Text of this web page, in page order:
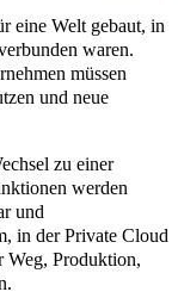
eine Welt gebaut, in
waren.
müssen
und neue
zu einer
werden
und
in der Private Cloud
Weg, Produktion,